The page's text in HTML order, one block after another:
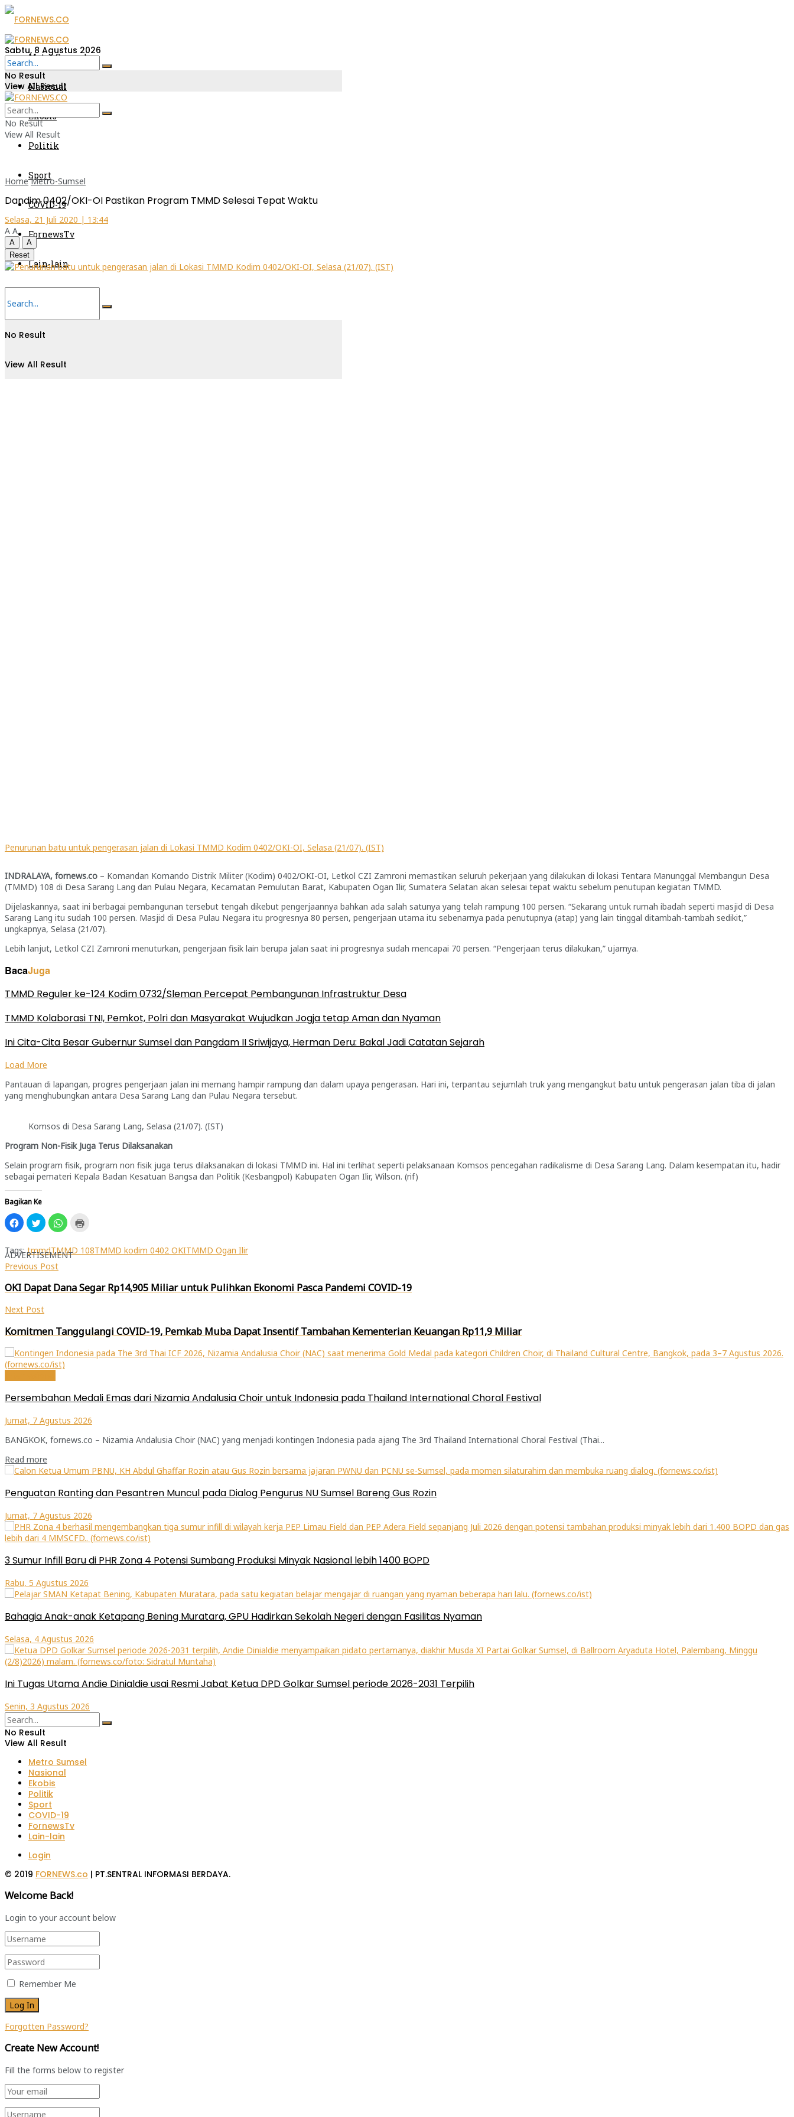
Metro Sumsel
Nasional
Ekobis
Politik
Sport
COVID-19
FornewsTv
Lain-lain
No Result
View All Result
Sabtu, 8 Agustus 2026
No Result
View All Result
No Result
View All Result
Home Metro-Sumsel
Dandim 0402/OKI-OI Pastikan Program TMMD Selesai Tepat Waktu
Selasa, 21 Juli 2020 | 13:44
A A
A
A
Reset
Penurunan batu untuk pengerasan jalan di Lokasi TMMD Kodim 0402/OKI-OI, Selasa (21/07). (IST)
INDRALAYA, fornews.co – Komandan Komando Distrik Militer (Kodim) 0402/OKI-OI, Letkol CZI Zamroni memastikan seluruh pekerjaan yang dilakukan di lokasi Tentara Manunggal Membangun Desa
(TMMD) 108 di Desa Sarang Lang dan Pulau Negara, Kecamatan Pemulutan Barat, Kabupaten Ogan Ilir, Sumatera Selatan akan selesai tepat waktu sebelum penutupan kegiatan TMMD.
Dijelaskannya, saat ini berbagai pembangunan tersebut tengah dikebut pengerjaannya bahkan ada salah satunya yang telah rampung 100 persen. “Sekarang untuk rumah ibadah seperti masjid di Desa
Sarang Lang itu sudah 100 persen. Masjid di Desa Pulau Negara itu progresnya 80 persen, pengerjaan utama itu sebenarnya pada penutupnya (atap) yang lain tinggal ditambah-tambah sedikit,”
ungkapnya, Selasa (21/07).
Lebih lanjut, Letkol CZI Zamroni menuturkan, pengerjaan fisik lain berupa jalan saat ini progresnya sudah mencapai 70 persen. “Pengerjaan terus dilakukan,” ujarnya.
BacaJuga
TMMD Reguler ke-124 Kodim 0732/Sleman Percepat Pembangunan Infrastruktur Desa
TMMD Kolaborasi TNI, Pemkot, Polri dan Masyarakat Wujudkan Jogja tetap Aman dan Nyaman
Ini Cita-Cita Besar Gubernur Sumsel dan Pangdam II Sriwijaya, Herman Deru: Bakal Jadi Catatan Sejarah
Load More
Pantauan di lapangan, progres pengerjaan jalan ini memang hampir rampung dan dalam upaya pengerasan. Hari ini, terpantau sejumlah truk yang mengangkut batu untuk pengerasan jalan tiba di jalan
yang menghubungkan antara Desa Sarang Lang dan Pulau Negara tersebut.
Komsos di Desa Sarang Lang, Selasa (21/07). (IST)
Program Non-Fisik Juga Terus Dilaksanakan
Selain program fisik, program non fisik juga terus dilaksanakan di lokasi TMMD ini. Hal ini terlihat seperti pelaksanaan Komsos pencegahan radikalisme di Desa Sarang Lang. Dalam kesempatan itu, hadir
sebagai pemateri Kepala Badan Kesatuan Bangsa dan Politik (Kesbangpol) Kabupaten Ogan Ilir, Wilson. (rif)
Bagikan Ke
Klik
untuk
membagikan
Facebook(Membuka
di
jendela
yang
Klik
untuk
berbagi
Twitter(Membuka
di
jendela
yang
Klik
untuk
WhatsApp(Membuka
di
jendela
yang
Tags: tmmdTMMD 108TMMD kodim 0402 OKITMMD Ogan Ilir
ADVERTISEMENT
Previous Post
OKI Dapat Dana Segar Rp14,905 Miliar untuk Pulihkan Ekonomi Pasca Pandemi COVID-19
Next Post
Komitmen Tanggulangi COVID-19, Pemkab Muba Dapat Insentif Tambahan Kementerian Keuangan Rp11,9 Miliar
Persembahan Medali Emas dari Nizamia Andalusia Choir untuk Indonesia pada Thailand International Choral Festival
Jumat, 7 Agustus 2026
BANGKOK, fornews.co – Nizamia Andalusia Choir (NAC) yang menjadi kontingen Indonesia pada ajang The 3rd Thailand International Choral Festival (Thai...
Read more
Penguatan Ranting dan Pesantren Muncul pada Dialog Pengurus NU Sumsel Bareng Gus Rozin
Jumat, 7 Agustus 2026
3 Sumur Infill Baru di PHR Zona 4 Potensi Sumbang Produksi Minyak Nasional lebih 1400 BOPD
Rabu, 5 Agustus 2026
Bahagia Anak-anak Ketapang Bening Muratara, GPU Hadirkan Sekolah Negeri dengan Fasilitas Nyaman
Selasa, 4 Agustus 2026
Ini Tugas Utama Andie Dinialdie usai Resmi Jabat Ketua DPD Golkar Sumsel periode 2026-2031 Terpilih
Senin, 3 Agustus 2026
No Result
View All Result
Metro Sumsel
Nasional
Ekobis
Politik
Sport
COVID-19
FornewsTv
Lain-lain
Login
© 2019 FORNEWS.co | PT.SENTRAL INFORMASI BERDAYA.
Welcome Back!
Login to your account below
Remember Me
Forgotten Password?
Create New Account!
Fill the forms below to register